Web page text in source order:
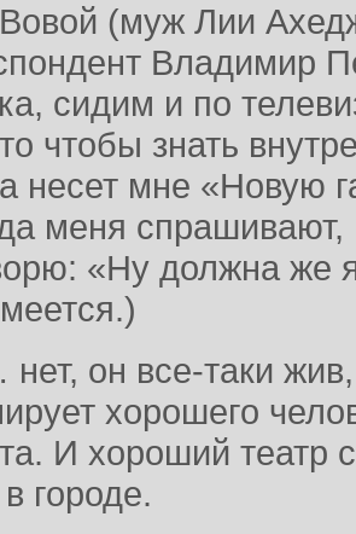
(муж Лии
Владимир
сидим и по
чтобы знать
несет мне «Новую
меня
«Ну должна же
он все-таки
хорошего
И хороший театр
городе.